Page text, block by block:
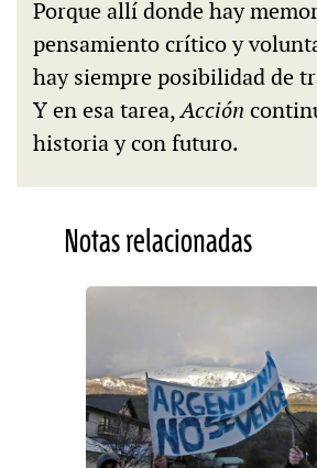
Porque allí donde hay
pensamiento crítico y
hay siempre posibilidad de
Y en esa tarea,Acción
historia y con futuro.
Notas relacionadas